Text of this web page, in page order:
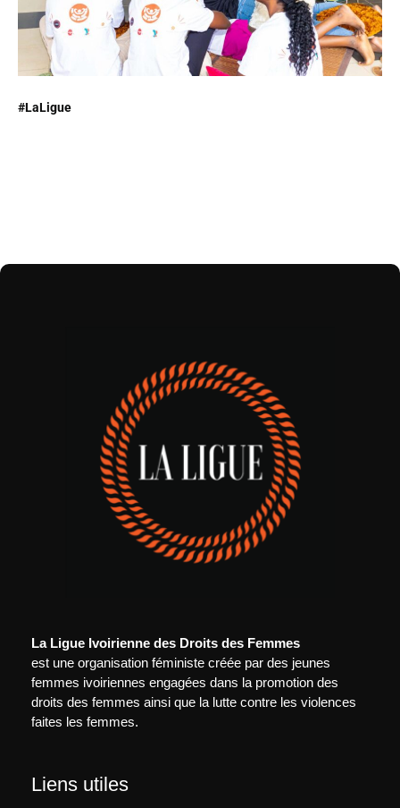
#LaLigue
La Ligue Ivoirienne des Droits des Femmes
est une organisation féministe créée par des jeunes
femmes ivoiriennes engagées dans la promotion des
droits des femmes ainsi que la lutte contre les violences
faites les femmes.
Liens utiles